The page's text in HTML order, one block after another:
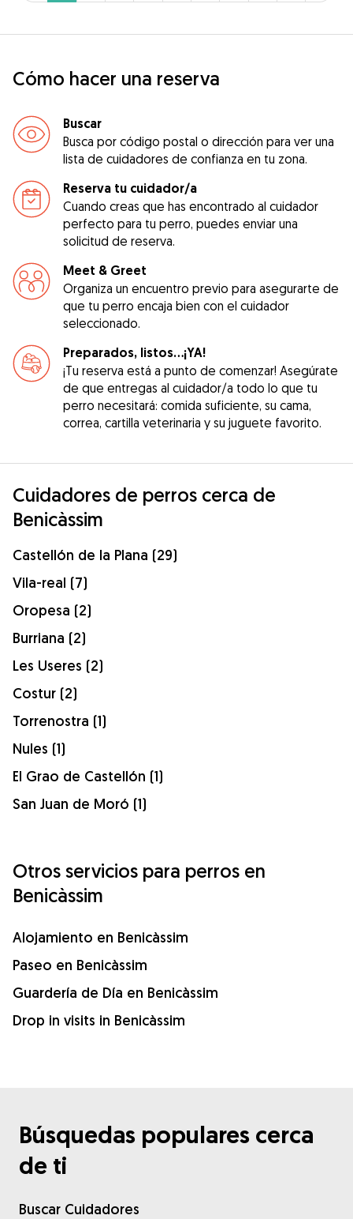
Cómo hacer una reserva
Buscar
Busca por código postal o dirección para ver una
lista de cuidadores de confianza en tu zona.
Reserva tu cuidador/a
Cuando creas que has encontrado al cuidador
perfecto para tu perro, puedes enviar una
solicitud de reserva.
Meet & Greet
Organiza un encuentro previo para asegurarte de
que tu perro encaja bien con el cuidador
seleccionado.
Preparados, listos...¡YA!
¡Tu reserva está a punto de comenzar! Asegúrate
de que entregas al cuidador/a todo lo que tu
perro necesitará: comida suficiente, su cama,
correa, cartilla veterinaria y su juguete favorito.
Cuidadores de perros cerca de
Benicàssim
Castellón de la Plana (29)
Vila-real (7)
Oropesa (2)
Burriana (2)
Les Useres (2)
Costur (2)
Torrenostra (1)
Nules (1)
El Grao de Castellón (1)
San Juan de Moró (1)
Otros servicios para perros en
Benicàssim
Alojamiento en Benicàssim
Paseo en Benicàssim
Guardería de Día en Benicàssim
Drop in visits in Benicàssim
Búsquedas populares cerca
de ti
Buscar Cuidadores